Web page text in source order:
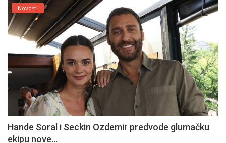
Novosti
Hande Soral i Seckin Ozdemir predvode glumačku
ekipu nove...